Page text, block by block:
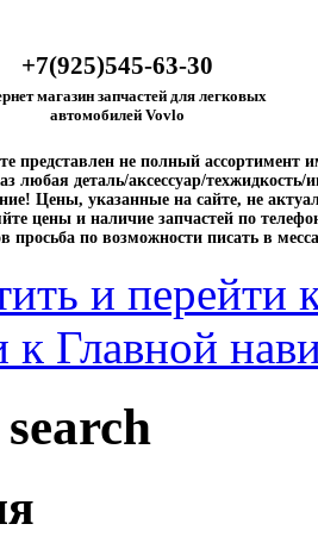
+7(925)545-63-30
магазин запчастей для легковых
автомобилей Vovlo
представлен не полный ассортимент
любая деталь/аксессуар/техжидкость/
Цены, указанные на сайте, не
цены и наличие запчастей по
просьба по возможности писать в
и перейти
к Главной